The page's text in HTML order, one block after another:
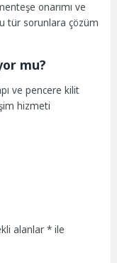
onarımı ve
tür sorunlara çözüm
mu?
ve pencere kilit
hizmeti
alanlar* ile